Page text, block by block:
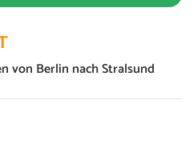
von Berlin nach Stralsund